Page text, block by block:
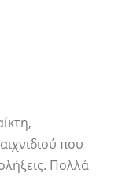
που
Πολλά